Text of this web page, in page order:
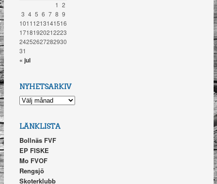
1 2
3 4 5 6 7 8 9
10111213141516
17181920212223
24252627282930
31
« jul
NYHETSARKIV
NYHETSARKIV
LÄNKLISTA
Bollnäs FVF
EP FISKE
Mo FVOF
Rengsjö
Skoterklubb